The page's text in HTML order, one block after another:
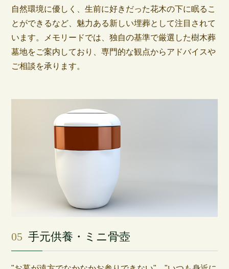
自然環境に優しく、生前に好きだった花木の下に眠るこ
とができるなど、魅力ある新しい埋葬として注目されて
います。メモリードでは、独自の基準で厳選した樹木葬
墓地をご案内しており、専門的な観点からアドバイスや
ご相談を承ります。
05 手元供養・ミニ骨壺